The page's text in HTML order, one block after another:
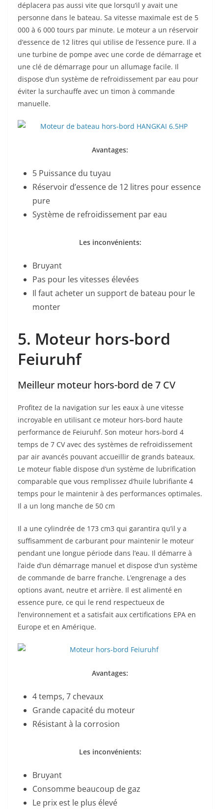
déplacera pas aussi vite que lorsqu’il y avait une
personne dans le bateau. Sa vitesse maximale est de 5
000 à 6 000 tours par minute. Le moteur a un réservoir
d’essence de 12 litres qui utilise de l’essence pure. Il a
une turbine de pompe avec une corde de démarrage et
une clé de démarrage pour un allumage facile. Il
dispose d’un système de refroidissement par eau pour
éviter la surchauffe avec un timon à commande
manuelle.
Avantages:
5 Puissance du tuyau
Réservoir d’essence de 12 litres pour essence
pure
Système de refroidissement par eau
Les inconvénients:
Bruyant
Pas pour les vitesses élevées
Il faut acheter un support de bateau pour le
monter
5. Moteur hors-bord
Feiuruhf
Meilleur moteur hors-bord de 7 CV
Profitez de la navigation sur les eaux à une vitesse
incroyable en utilisant ce moteur hors-bord haute
performance de Feiuruhf. Son moteur hors-bord 4
temps de 7 CV avec des systèmes de refroidissement
par air avancés pouvant accueillir de grands bateaux.
Le moteur fiable dispose d’un système de lubrification
comparable que vous remplissez d’huile lubrifiante 4
temps pour le maintenir à des performances optimales.
Il a un long manche de 50 cm
Il a une cylindrée de 173 cm3 qui garantira qu’il y a
suffisamment de carburant pour maintenir le moteur
pendant une longue période dans l’eau. Il démarre à
l’aide d’un démarrage manuel et dispose d’un système
de commande de barre franche. L’engrenage a des
options avant, neutre et arrière. Il est alimenté en
essence pure, ce qui le rend respectueux de
l’environnement et a satisfait aux certifications EPA en
Europe et en Amérique.
Avantages:
4 temps, 7 chevaux
Grande capacité du moteur
Résistant à la corrosion
Les inconvénients:
Bruyant
Consomme beaucoup de gaz
Le prix est le plus élevé